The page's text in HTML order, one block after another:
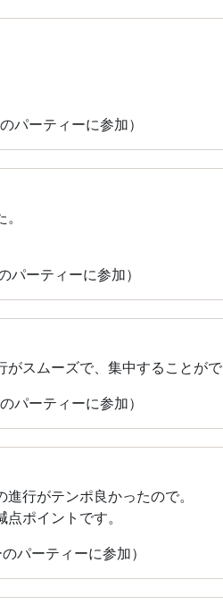
ーティーに参加）
ーティーに参加）
スムーズで、集中することがで
ーティーに参加）
行がテンポ良かったので。
ポイントです。
パーティーに参加）